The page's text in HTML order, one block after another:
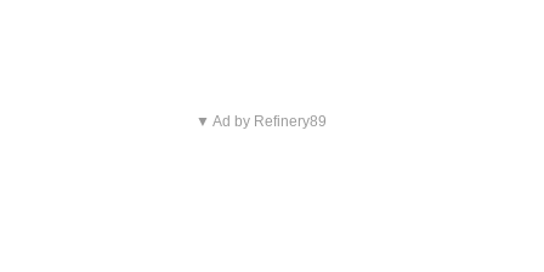
▼ Ad by Refinery89